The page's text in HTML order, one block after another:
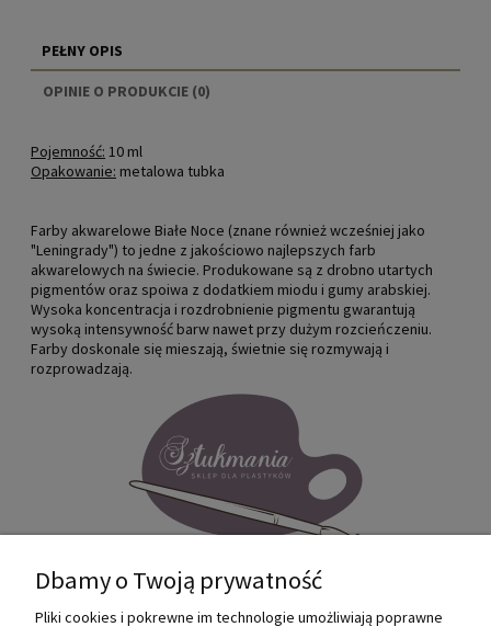
PEŁNY OPIS
OPINIE O PRODUKCIE (0)
Pojemność: 10 ml
Opakowanie: metalowa tubka
Farby akwarelowe Białe Noce (znane również wcześniej jako
"Leningrady") to jedne z jakościowo najlepszych farb
akwarelowych na świecie. Produkowane są z drobno utartych
pigmentów oraz spoiwa z dodatkiem miodu i gumy arabskiej.
Wysoka koncentracja i rozdrobnienie pigmentu gwarantują
wysoką intensywność barw nawet przy dużym rozcieńczeniu.
Farby doskonale się mieszają, świetnie się rozmywają i
rozprowadzają.
Dbamy o Twoją prywatność
Pliki cookies i pokrewne im technologie umożliwiają poprawne